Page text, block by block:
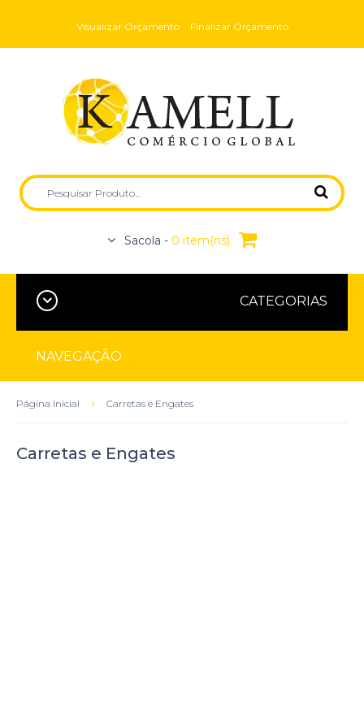
Visualizar Orçamento Finalizar Orçamento
Sacola - 0 item(ns)
CATEGORIAS
NAVEGAÇÃO
Página Inicial Carretas e Engates
Carretas e Engates